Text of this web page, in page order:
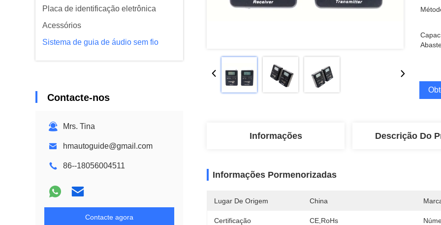
Placa de identificação eletrônica
Acessórios
Sistema de guia de áudio sem fio
Contacte-nos
Mrs. Tina
hmautoguide@gmail.com
86--18056004511
Contacte agora
Informações Descrição Do
Informações Pormenorizadas
Lugar De Origem China
Certificação CE,RoHs